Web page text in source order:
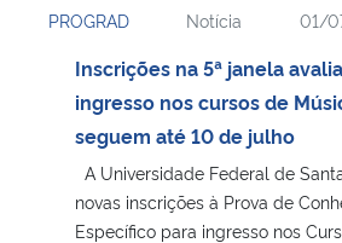
Ministério da Cidadania
Ministério da Saúde
Ministério de Minas e Energia
Ministério da Ciência, Tecnologia, Inovações e
PROGRAD Notícia 01/
Inscrições na 5ª janela
ingresso nos cursos de
seguem até 10 de julho
A Universidade Federal de
novas inscrições à Prova de
Específico para ingresso nos